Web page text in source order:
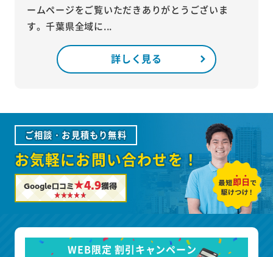
ームページをご覧いただきありがとうございま
す。千葉県全域に...
詳しく見る
ご相談・お見積もり無料
お気軽にお問い合わせを！
Google口コミ★4.9獲得
WEB限定 割引キャンペーン